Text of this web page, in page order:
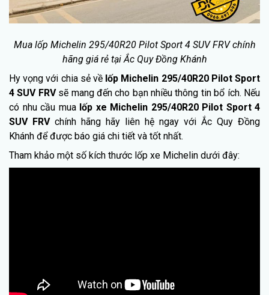
Mua lốp Michelin 295/40R20 Pilot Sport 4 SUV FRV chính
hãng giá rẻ tại Ắc Quy Đồng Khánh
Hy vọng với chia sẻ về lốp Michelin 295/40R20 Pilot Sport
4 SUV FRV sẽ mang đến cho bạn nhiều thông tin bổ ích. Nếu
có nhu cầu mua lốp xe Michelin 295/40R20 Pilot Sport 4
SUV FRVchính hãng hãy liên hệ ngay với Ắc Quy Đồng
Khánh để được báo giá chi tiết và tốt nhất.
Tham khảo một số kích thước lốp xe Michelin dưới đây: